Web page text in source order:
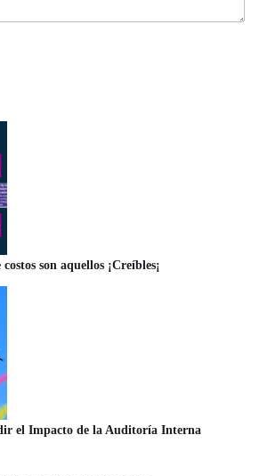
son aquellos ¡Creíbles¡
el Impacto de la Auditoría Interna